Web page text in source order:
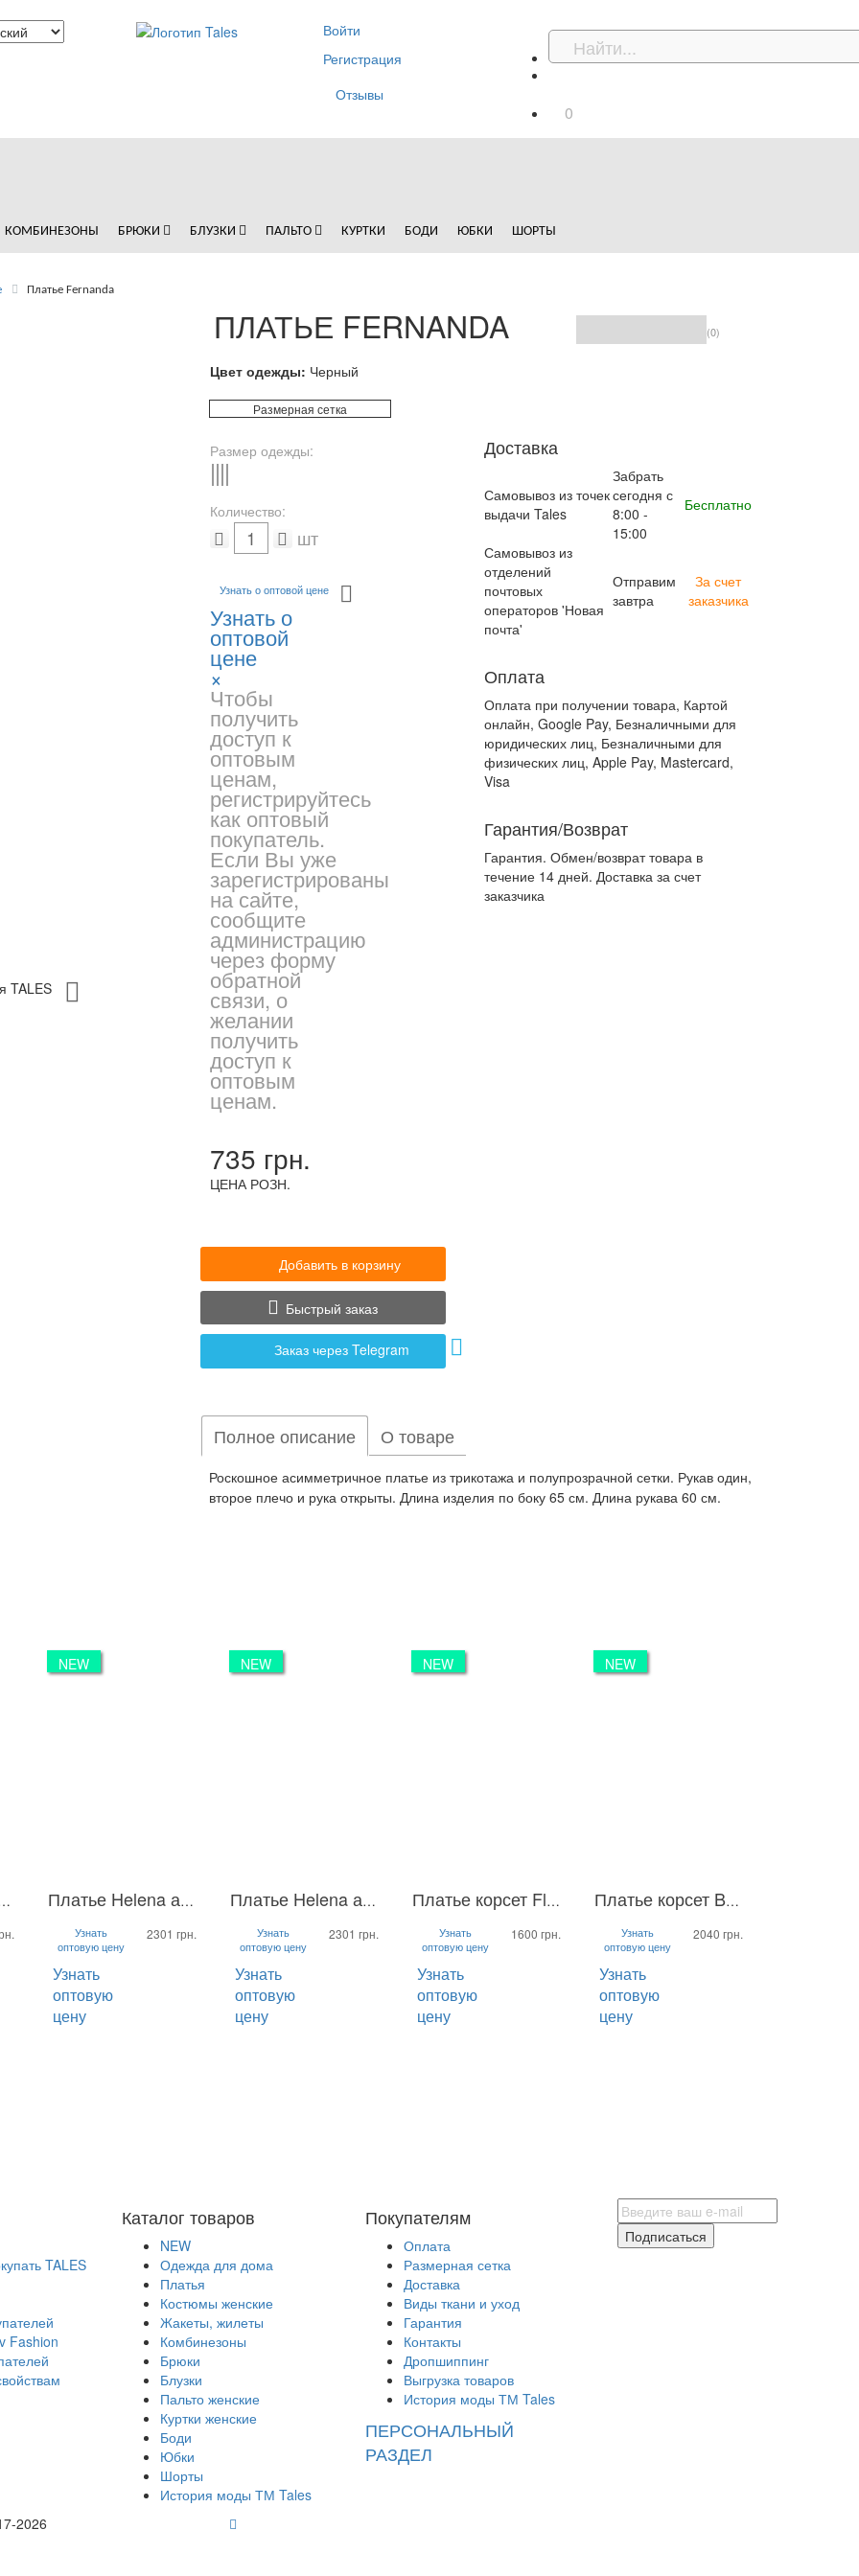
Войти
Регистрация
Отзывы
0
КОМБИНЕЗОНЫ БРЮКИ БЛУЗКИ ПАЛЬТО КУРТКИ БОДИ ЮБКИ ШОРТЫ
Платье Fernanda
(0)
ПЛАТЬЕ FERNANDA
Цвет одежды: Черный
Размерная сетка
Размер одежды:
Количество:
шт
Узнать о оптовой цене
Узнать о
оптовой
цене
×
Чтобы
получить
доступ к
оптовым
ценам,
регистрируйтесь
как оптовый
покупатель.
Если Вы уже
зарегистрированы
на сайте,
сообщите
администрацию
через форму
обратной
связи, о
желании
получить
доступ к
оптовым
ценам.
735 грн.
ЦЕНА РОЗН.
Добавить в корзину
Быстрый заказ
Заказ через Telegram
Доставка
Самовывоз из точек
выдачи Tales
Забрать
сегодня с
8:00 -
15:00
Бесплатно
Самовывоз из
отделений
почтовых
операторов 'Новая
почта'
Отправим
завтра
За счет
заказчика
Оплата
Оплата при получении товара, Картой
онлайн, Google Pay, Безналичными для
юридических лиц, Безналичными для
физических лиц, Apple Pay, Mastercard,
Visa
Гарантия/Возврат
Гарантия. Обмен/возврат товара в
течение 14 дней. Доставка за счет
заказчика
Полное описание О товаре
Роскошное асимметричное платье из трикотажа и полупрозрачной сетки. Рукав один,
второе плечо и рука открыты. Длина изделия по боку 65 см. Длина рукава 60 см.
юбкой Helena
NEW
S M L Платье Helena атлас
Узнать
оптовую цену
Узнать
оптовую
цену
2301 грн.
NEW
S M L Платье Helena атлас
Узнать
оптовую цену
Узнать
оптовую
цену
2301 грн.
NEW
S M L Платье корсет Flamingo
Узнать
оптовую цену
Узнать
оптовую
цену
1600 грн.
NEW
S M L Платье корсет Ballerina
Узнать
оптовую цену
Узнать
оптовую
цену
2040 грн.
TALES
Fashion
Каталог товаров
NEW
Одежда для дома
Платья
Костюмы женские
Жакеты, жилеты
Комбинезоны
Брюки
Блузки
Пальто женские
Куртки женские
Боди
Юбки
Шорты
История моды ТМ Tales
Покупателям
Оплата
Размерная сетка
Доставка
Виды ткани и уход
Гарантия
Контакты
Дропшиппинг
Выгрузка товаров
История моды ТМ Tales
ПЕРСОНАЛЬНЫЙ
РАЗДЕЛ
Подписаться
2026